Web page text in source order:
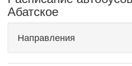
Абатское
Направления